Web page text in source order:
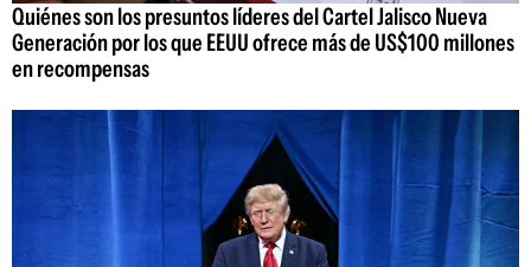
Quiénes son los presuntos líderes del Cartel Jalisco Nueva
Generación por los que EEUU ofrece más de US$100 millones
en recompensas